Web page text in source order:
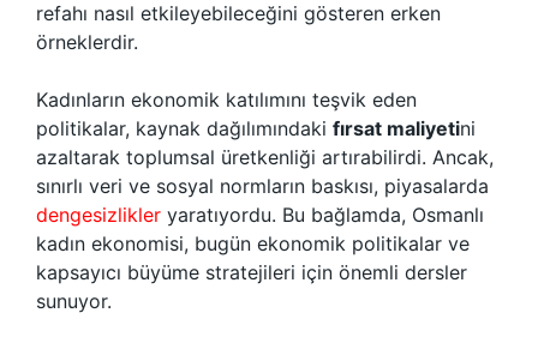
refahı nasıl etkileyebileceğini gösteren erken
örneklerdir.
Kadınların ekonomik katılımını teşvik eden
politikalar, kaynak dağılımındaki fırsat maliyetini
azaltarak toplumsal üretkenliği artırabilirdi. Ancak,
sınırlı veri ve sosyal normların baskısı, piyasalarda
dengesizlikler yaratıyordu. Bu bağlamda, Osmanlı
kadın ekonomisi, bugün ekonomik politikalar ve
kapsayıcı büyüme stratejileri için önemli dersler
sunuyor.